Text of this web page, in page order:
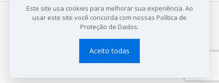
© 2021 B Hora Consultoria - CNPJ: 23.704.718/0001-64 - Site
Desenvolvido por:Sales Publicidade
Este site usa cookies para melhorar sua experiência. Ao
usar este site você concorda com nossas Política de
Proteção de Dados.
Aceito todas